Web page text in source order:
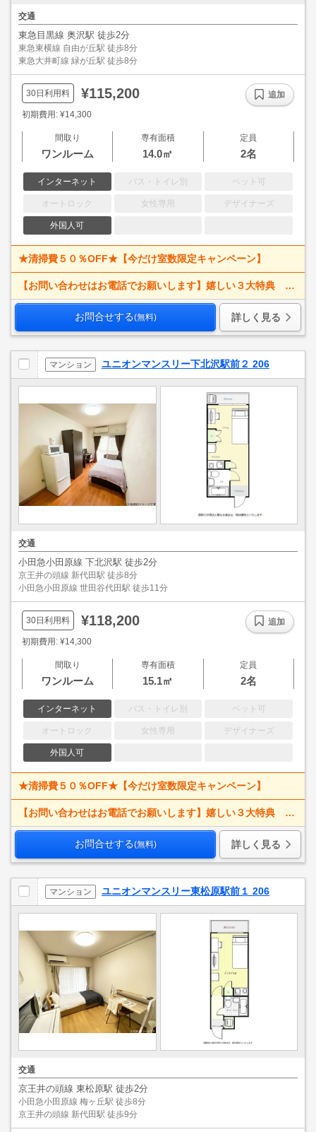
交通
東急目黒線 奥沢駅 徒歩2分
東急東横線 自由が丘駅 徒歩8分
東急大井町線 緑が丘駅 徒歩8分
30日利用料 ¥115,200
初期費用: ¥14,300
間取り
ワンルーム
専有面積
14.0㎡
定員
2名
インターネット バス・トイレ別 ペット可
オートロック 女性専用 デザイナーズ
外国人可
追加
★清掃費５０％OFF★【今だけ室数限定キャンペーン】
【お問い合わせはお電話でお願いします】嬉しい３大特典 賃料大幅値下げ！ 寝具一式＆ベッドメイキング無料＋α
お問合せする(無料) 詳しく見る
マンション ユニオンマンスリー下北沢駅前２ 206
交通
小田急小田原線 下北沢駅 徒歩2分
京王井の頭線 新代田駅 徒歩8分
小田急小田原線 世田谷代田駅 徒歩11分
30日利用料 ¥118,200
初期費用: ¥14,300
間取り
ワンルーム
専有面積
15.1㎡
定員
2名
インターネット バス・トイレ別 ペット可
オートロック 女性専用 デザイナーズ
外国人可
追加
★清掃費５０％OFF★【今だけ室数限定キャンペーン】
【お問い合わせはお電話でお願いします】嬉しい３大特典 賃料大幅値下げ！ 寝具一式＆ベッドメイキング無料＋α
お問合せする(無料) 詳しく見る
マンション ユニオンマンスリー東松原駅前１ 206
交通
京王井の頭線 東松原駅 徒歩2分
小田急小田原線 梅ヶ丘駅 徒歩8分
京王井の頭線 新代田駅 徒歩9分